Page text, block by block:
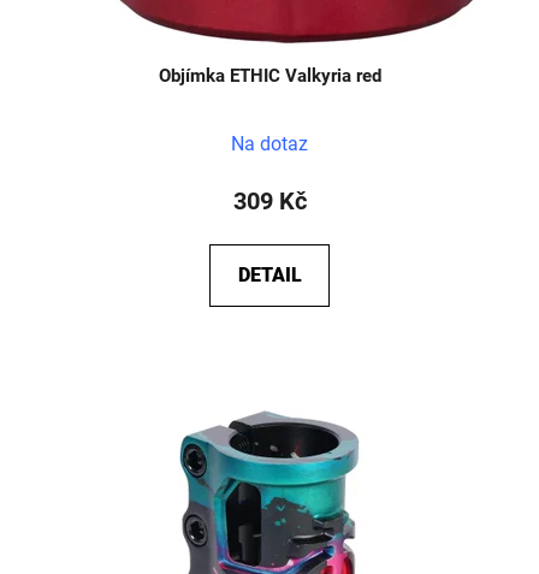
Objímka ETHIC Valkyria red
Na dotaz
309 Kč
DETAIL